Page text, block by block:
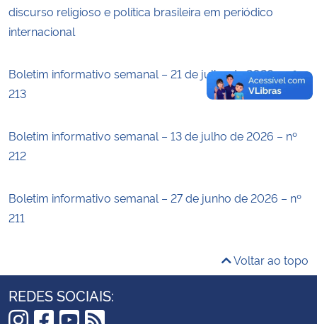
discurso religioso e política brasileira em periódico
internacional
Boletim informativo semanal – 21 de julho de 2026 – nº
213
Boletim informativo semanal – 13 de julho de 2026 – nº
212
Boletim informativo semanal – 27 de junho de 2026 – nº
211
Voltar ao topo
REDES SOCIAIS: